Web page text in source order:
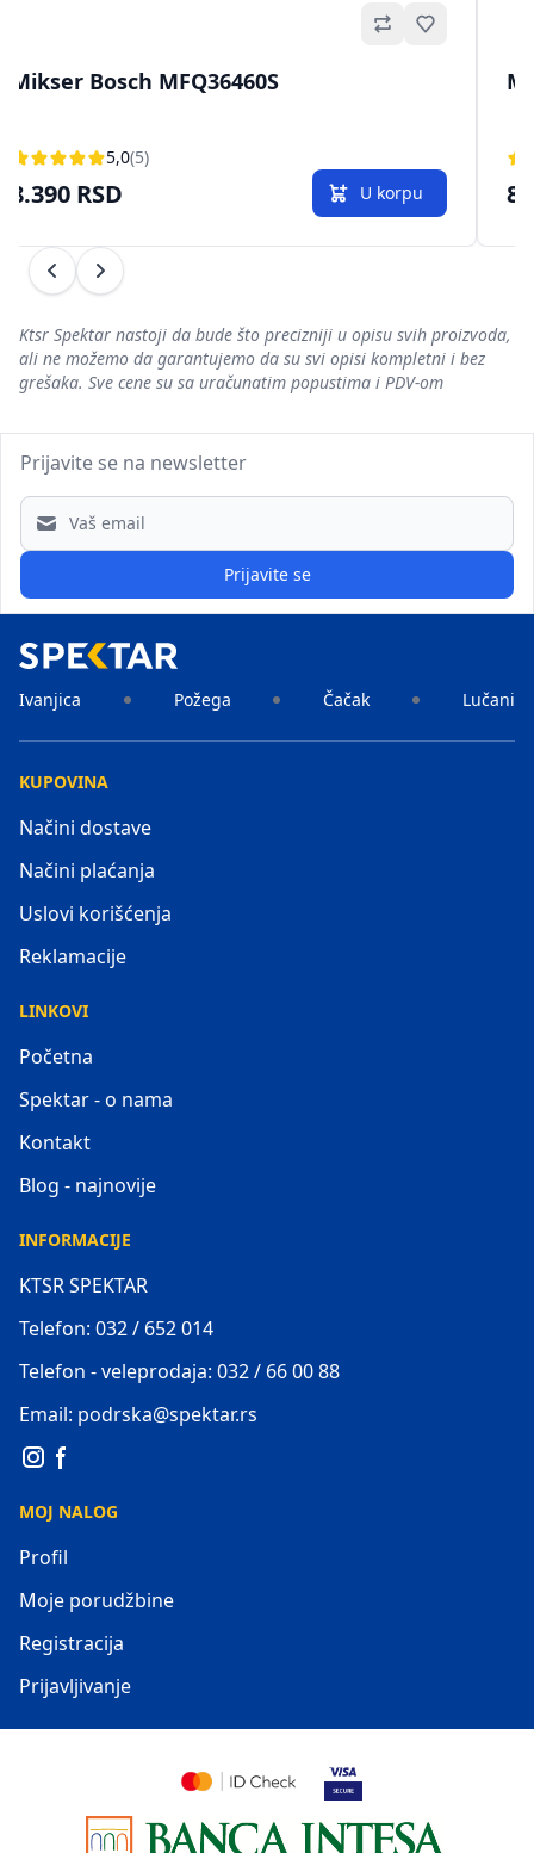
Omiljeno
Mikser Bosch MFQ36460S
5,0(5)
8.390 RSD U korpu
Prethodni
Sledeći
Ktsr Spektar nastoji da bude što precizniji u opisu svih proizvoda,
ali ne možemo da garantujemo da su svi opisi kompletni i bez
grešaka. Sve cene su sa uračunatim popustima i PDV-om
Prijavite se na newsletter
Email address
Prijavite se
Ivanjica Požega Čačak Lučani
KUPOVINA
Načini dostave
Načini plaćanja
Uslovi korišćenja
Reklamacije
LINKOVI
Početna
Spektar - o nama
Kontakt
Blog - najnovije
INFORMACIJE
KTSR SPEKTAR
Telefon: 032 / 652 014
Telefon - veleprodaja: 032 / 66 00 88
Email: podrska@spektar.rs
MOJ NALOG
Profil
Moje porudžbine
Registracija
Prijavljivanje